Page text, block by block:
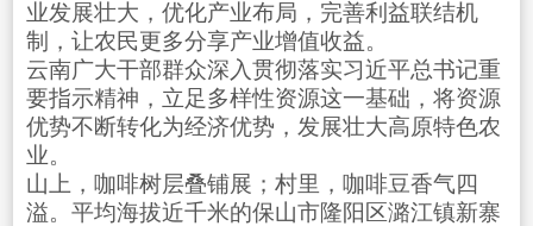
业发展壮大，优化产业布局，完善利益联结机
制，让农民更多分享产业增值收益。
云南广大干部群众深入贯彻落实习近平总书记重
要指示精神，立足多样性资源这一基础，将资源
优势不断转化为经济优势，发展壮大高原特色农
业。
山上，咖啡树层叠铺展；村里，咖啡豆香气四
溢。平均海拔近千米的保山市隆阳区潞江镇新寨